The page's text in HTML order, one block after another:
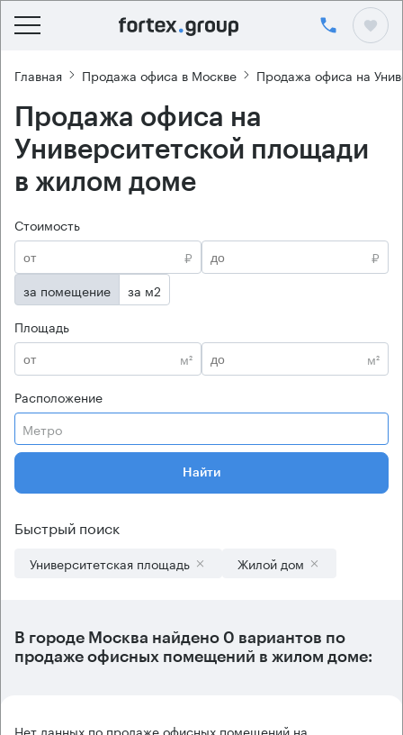
Главная Продажа офиса в Москве Продажа офиса на
Продажа офиса на
Университетской площади
в жилом доме
Стоимость
₽
₽
за помещение
за м2
Площадь
м²
м²
Расположение
Метро
Найти
Быстрый поиск
Университетская площадь Жилой дом
В городе Москва найдено 0 вариантов по
продаже офисных помещений в жилом доме:
Нет данных по продаже офисных помещений на